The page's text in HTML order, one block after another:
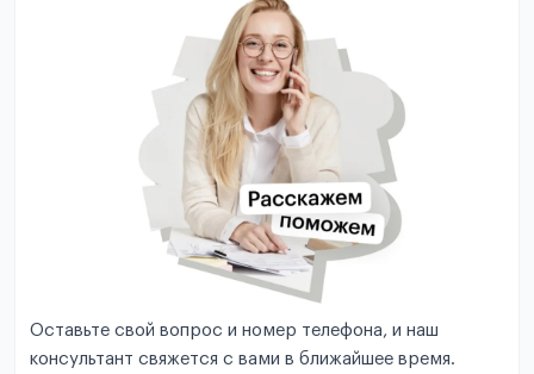
Оставьте свой вопрос и номер телефона, и наш
консультант свяжется с вами в ближайшее время.